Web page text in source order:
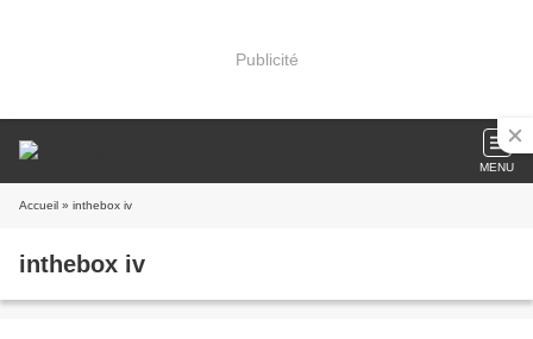
Publicité
MENU
Accueil » inthebox iv
inthebox iv